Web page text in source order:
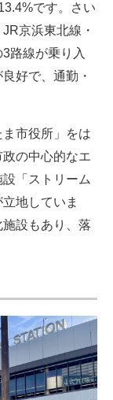
です。さい
京浜東北線・
路線が乗り入
好で、通勤・
市役所」をは
の中心的なエ
「ストリーム
地していま
設もあり、落